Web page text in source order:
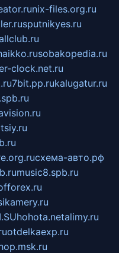
nix-files.org.ru
sputnikyes.ru
sobakopedia.ru
clock.net.ru
7bit.pp.rukalugatur.ru
схема-авто.рф
music8.spb.ru
hohota.netalimy.ru
otdelkaexp.ru